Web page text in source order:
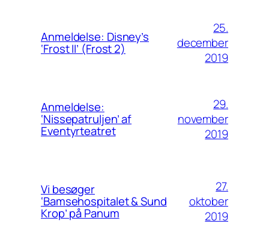
Anmeldelse: Disney’s
‘Frost II’ (Frost 2)
25.
december
2019
Anmeldelse:
‘Nissepatruljen’ af
Eventyrteatret
29.
november
2019
Vi besøger
‘Bamsehospitalet & Sund
Krop’ på Panum
27.
oktober
2019